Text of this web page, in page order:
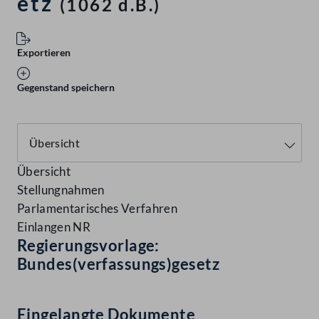
(1062 d.B.)
Exportieren
Gegenstand speichern
Übersicht
Stellungnahmen
Parlamentarisches Verfahren
Einlangen NR
Regierungsvorlage:
Bundes(verfassungs)gesetz
Eingelangte Dokumente